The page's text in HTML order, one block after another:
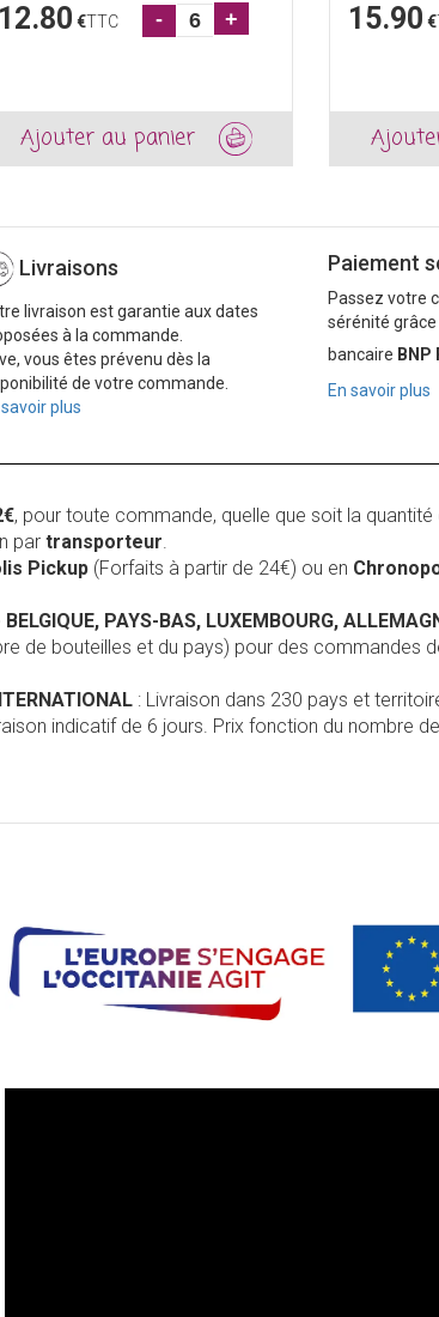
12.80 €TTC - +
Ajouter au panier
15.90 €
Livraisons
livraison est garantie aux dates
à la commande.
vous êtes prévenu dès la
de votre commande.
savoir plus
Paiement
Passez votre
sérénité
bancaire BNP
En savoir plus
, pour toute commande, quelle que soit la
partransporteur.
Pickup (Forfaits à partir de 24€) ou en
BELGIQUE, PAYS-BAS, LUXEMBOURG,
de bouteilles et du pays) pour des commandes
: Livraison dans 230 pays et
indicatif de 6 jours. Prix fonction du nombre